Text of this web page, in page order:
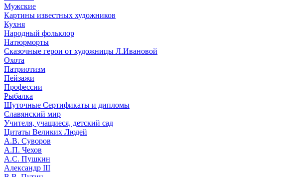
Мужские
Картины известных художников
Кухня
Народный фольклор
Натюрморты
Сказочные герои от художницы Л.Ивановой
Охота
Патриотизм
Пейзажи
Профессии
Рыбалка
Шуточные Сертификаты и дипломы
Славянский мир
Учителя, учащиеся, детский сад
Цитаты Великих Людей
А.В. Суворов
А.П. Чехов
А.С. Пушкин
Александр III